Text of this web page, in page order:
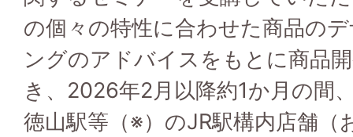
の個々の特性に合わせた商品の
ングのアドバイスをもとに商品
き、2026年2月以降約1か月の間
徳山駅等（※）のJR駅構内店舗（